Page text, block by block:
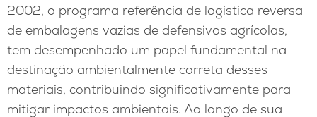
2002, o programa referência de logística reversa
de embalagens vazias de defensivos agrícolas,
tem desempenhado um papel fundamental na
destinação ambientalmente correta desses
materiais, contribuindo significativamente para
mitigar impactos ambientais. Ao longo de sua